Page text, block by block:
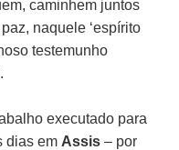
caminhem juntos
naquele ‘espírito
testemunho
executado para
dias em Assis – por